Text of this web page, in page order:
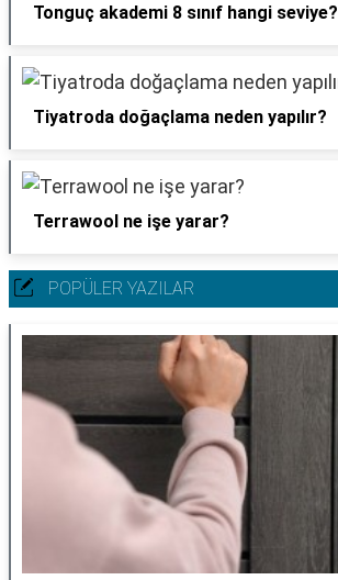
Tonguç akademi 8 sınıf hangi seviye?
Tiyatroda doğaçlama neden yapılır?
Terrawool ne işe yarar?
POPÜLER YAZILAR